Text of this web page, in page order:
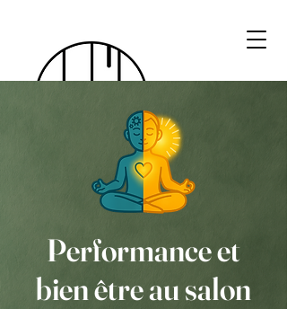
Performance et
bien être au salon